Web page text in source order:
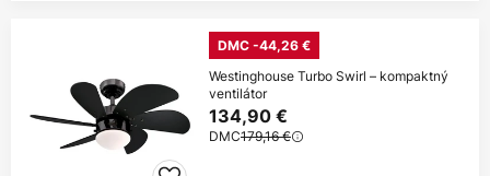
DMC -44,26 €
Westinghouse Turbo Swirl – kompaktný
ventilátor
134,90 €
DMC179,16 €